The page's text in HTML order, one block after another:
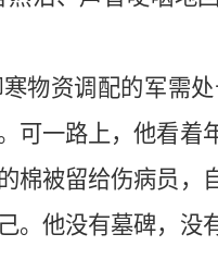
物资调配的军需
可一路上，他看
棉被留给伤病员
。他没有墓碑，